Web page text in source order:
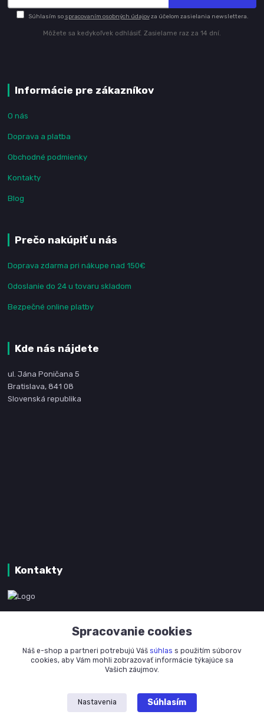
Súhlasím so spracovaním osobných údajovza účelom zasielania newslettera.
Môžete sa kedykoľvek odhlásiť. Zasielame raz za 14 dní.
Informácie pre zákazníkov
O nás
Doprava a platba
Obchodné podmienky
Kontakty
Blog
Prečo nakúpiť u nás
Doprava zdarma pri nákupe nad 150€
Odoslanie do 24 u tovaru skladom
Bezpečné online platby
Kde nás nájdete
ul. Jána Poničana 5
Bratislava, 841 08
Slovenská republika
Kontakty
+421 905 327 801
(Po-Pia, 8-16 hod.)
Spracovanie cookies
Náš e-shop a partneri potrebujú Váš súhlas s použitím súborov
cookies, aby Vám mohli zobrazovať informácie týkajúce sa
Vašich záujmov.
Nastavenia Súhlasím